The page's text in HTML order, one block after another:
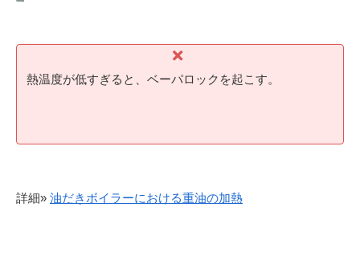
熱温度が低すぎると、ベーパロックを起こす。
詳細» 油だきボイラーにおける重油の加熱